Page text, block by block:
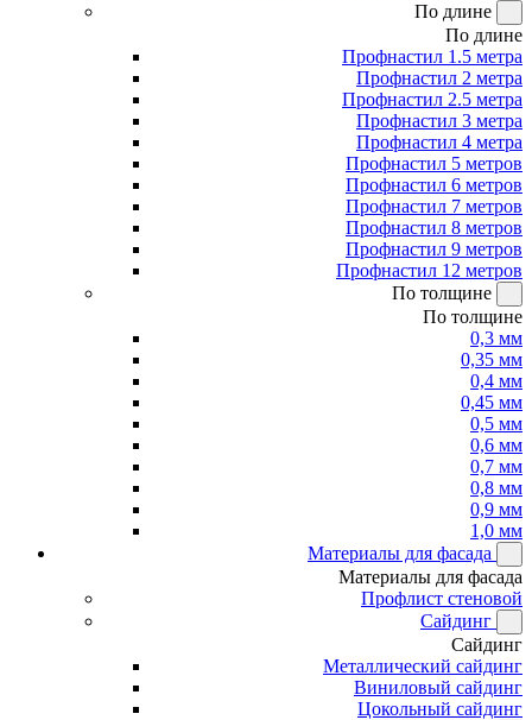
По длине
По длине
Профнастил 1.5 метра
Профнастил 2 метра
Профнастил 2.5 метра
Профнастил 3 метра
Профнастил 4 метра
Профнастил 5 метров
Профнастил 6 метров
Профнастил 7 метров
Профнастил 8 метров
Профнастил 9 метров
Профнастил 12 метров
По толщине
По толщине
0,3 мм
0,35 мм
0,4 мм
0,45 мм
0,5 мм
0,6 мм
0,7 мм
0,8 мм
0,9 мм
1,0 мм
Материалы для фасада
Материалы для фасада
Профлист стеновой
Сайдинг
Сайдинг
Металлический сайдинг
Виниловый сайдинг
Цокольный сайдинг